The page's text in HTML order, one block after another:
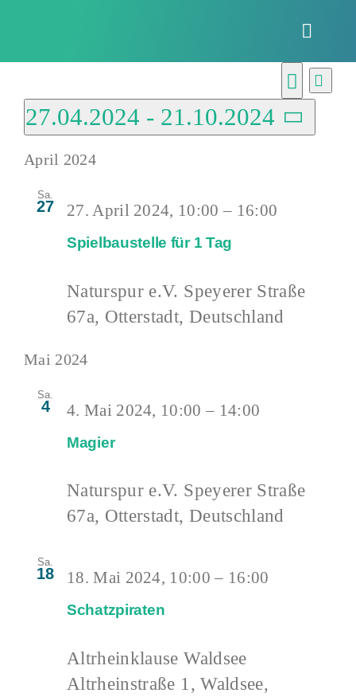
Toggle
Suche
Suche
Liste
27.04.2024 - 21.10.2024
Datum
wählen.
April 2024
Sa.
27
Spielbaustelle für 1 Tag
27. April 2024, 10:00 – 16:00
Naturspur e.V. Speyerer Straße
67a, Otterstadt, Deutschland
Mai 2024
Sa.
4
Magier
4. Mai 2024, 10:00 – 14:00
Naturspur e.V. Speyerer Straße
67a, Otterstadt, Deutschland
Sa.
18
Schatzpiraten
18. Mai 2024, 10:00 – 16:00
Altrheinklause Waldsee
Altrheinstraße 1, Waldsee,